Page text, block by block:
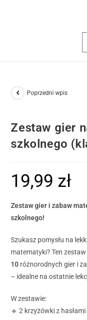
Poprzedni wpis
Zestaw gier
szkolnego
19,99 zł
Zestaw gier i zabaw
szkolnego!
Szukasz pomysłu na
matematyki? Ten
10 różnorodnych gier i
– idealne na ostatnie
W zestawie:
🔹 2 krzyżówki z